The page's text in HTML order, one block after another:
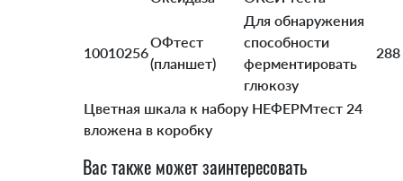
10010256
ОФтест
(планшет)
Для обнаружения
способности
ферментировать
глюкозу
288
Цветная шкала к набору НЕФЕРМтест 24
вложена в коробку
Вас также может заинтересовать